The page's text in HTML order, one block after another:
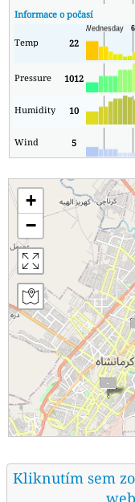
Informace o počasí
Temp 22
Pressure 1012
Humidity 10
Wind 5
+
−
Kliknutím sem